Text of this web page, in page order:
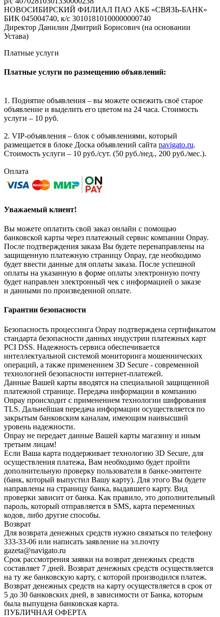
НОВОСИБИРСКИЙ ФИЛИАЛ ПАО АКБ «СВЯЗЬ-БАНК»
БИК 045004740, к/с 30101810100000000740
Директор Данилин Дмитрий Борисович (на основании
Устава)
Платные услуги
Платные услуги по размещению объявлений:
1. Поднятие объявления – вы можете освежить своё старое
объявление и выделить его цветом на 24 часа. Стоимость
услуги – 10 руб.
2. VIP-объявления – блок с объявлениями, который
размещается в блоке Доска объявлений сайта navigato.ru.
Стоимость услуги – 10 руб./сут. (50 руб./нед., 200 руб./мес.).
Оплата
Уважаемый клиент!
Вы можете оплатить свой заказ онлайн с помощью
банковской карты через платежный сервис компании Onpay.
После подтверждения заказа Вы будете перенаправлены на
защищенную платежную страницу Onpay, где необходимо
будет ввести данные для оплаты заказа. После успешной
оплаты на указанную в форме оплаты электронную почту
будет направлен электронный чек с информацией о заказе
и данными по произведенной оплате.
Гарантии безопасности
Безопасность процессинга Onpay подтверждена сертификатом
стандарта безопасности данных индустрии платежных карт
PCI DSS. Надежность сервиса обеспечивается
интеллектуальной системой мониторинга мошеннических
операций, а также применением 3D Secure - современной
технологией безопасности интернет-платежей.
Данные Вашей карты вводятся на специальной защищенной
платежной странице. Передача информации в компанию
Onpay происходит с применением технологии шифрования
TLS. Дальнейшая передача информации осуществляется по
закрытым банковским каналам, имеющим наивысший
уровень надежности.
Onpay не передает данные Вашей карты магазину и иным
третьим лицам!
Если Ваша карта поддерживает технологию 3D Secure, для
осуществления платежа, Вам необходимо будет пройти
дополнительную проверку пользователя в банке-эмитенте
(банк, который выпустил Вашу карту). Для этого Вы будете
направлены на страницу банка, выдавшего карту. Вид
проверки зависит от банка. Как правило, это дополнительный
пароль, который отправляется в SMS, карта переменных
кодов, либо другие способы.
Возврат
Для возврата денежных средств нужно связаться по телефону
333-33-06 или написать заявление на эл.почту
gazeta@navigato.ru
Срок рассмотрения заявки на возврат денежных средств
составляет 7 дней. Возврат денежных средств осуществляется
на ту же банковскую карту, с которой производился платеж.
Возврат денежных средств на карту осуществляется в срок от
5 до 30 банковских дней, в зависимости от Банка, которым
была выпущена банковская карта.
ПУБЛИЧНАЯ ОФЕРТА